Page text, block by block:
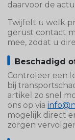
daarvoor de
Twijfelt u welk
gerust contact
mee, zodat u
Beschadigd
Controleer een
bij
artikel zo snel
ons op via
mogelijk direct
zorgen